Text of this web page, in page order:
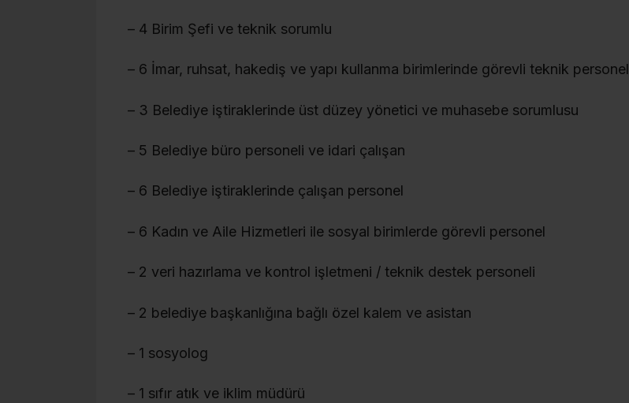
– 4 Birim Şefi ve teknik sorumlu
– 6 İmar, ruhsat, hakediş ve yapı kullanma birimlerinde görevli teknik personel
– 3 Belediye iştiraklerinde üst düzey yönetici ve muhasebe sorumlusu
– 5 Belediye büro personeli ve idari çalışan
– 6 Belediye iştiraklerinde çalışan personel
– 6 Kadın ve Aile Hizmetleri ile sosyal birimlerde görevli personel
– 2 veri hazırlama ve kontrol işletmeni / teknik destek personeli
– 2 belediye başkanlığına bağlı özel kalem ve asistan
– 1 sosyolog
– 1 sıfır atık ve iklim müdürü